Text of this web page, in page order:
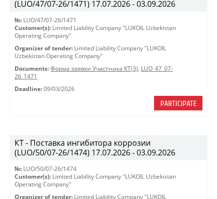
(LUO/47/07-26/1471) 17.07.2026 - 03.09.2026
№: LUO/47/07-26/1471
Customer(s): Limited Liability Company "LUKOIL Uzbekistan
Operating Company"
Organizer of tender: Limited Liability Company "LUKOIL
Uzbekistan Operating Company"
Documents: Форма заявки Участника КТ(3), LUO_47_07-
26_1471
Deadline: 09/03/2026
PARTICIPATE
КТ - Поставка ингибитора коррозии
(LUO/50/07-26/1474) 17.07.2026 - 03.09.2026
№: LUO/50/07-26/1474
Customer(s): Limited Liability Company "LUKOIL Uzbekistan
Operating Company"
Organizer of tender: Limited Liability Company "LUKOIL